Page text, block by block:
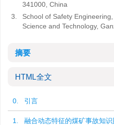
341000, China
3.
School of Safety
Science and Technology,
摘要
HTML全文
0. 引言
1. 融合动态特征的煤矿事故知识